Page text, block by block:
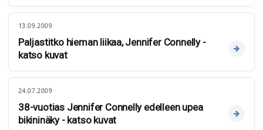
13.09.2009
Paljastitko hieman liikaa, Jennifer Connelly -
katso kuvat
24.07.2009
38-vuotias Jennifer Connelly edelleen upea
bikininäky - katso kuvat